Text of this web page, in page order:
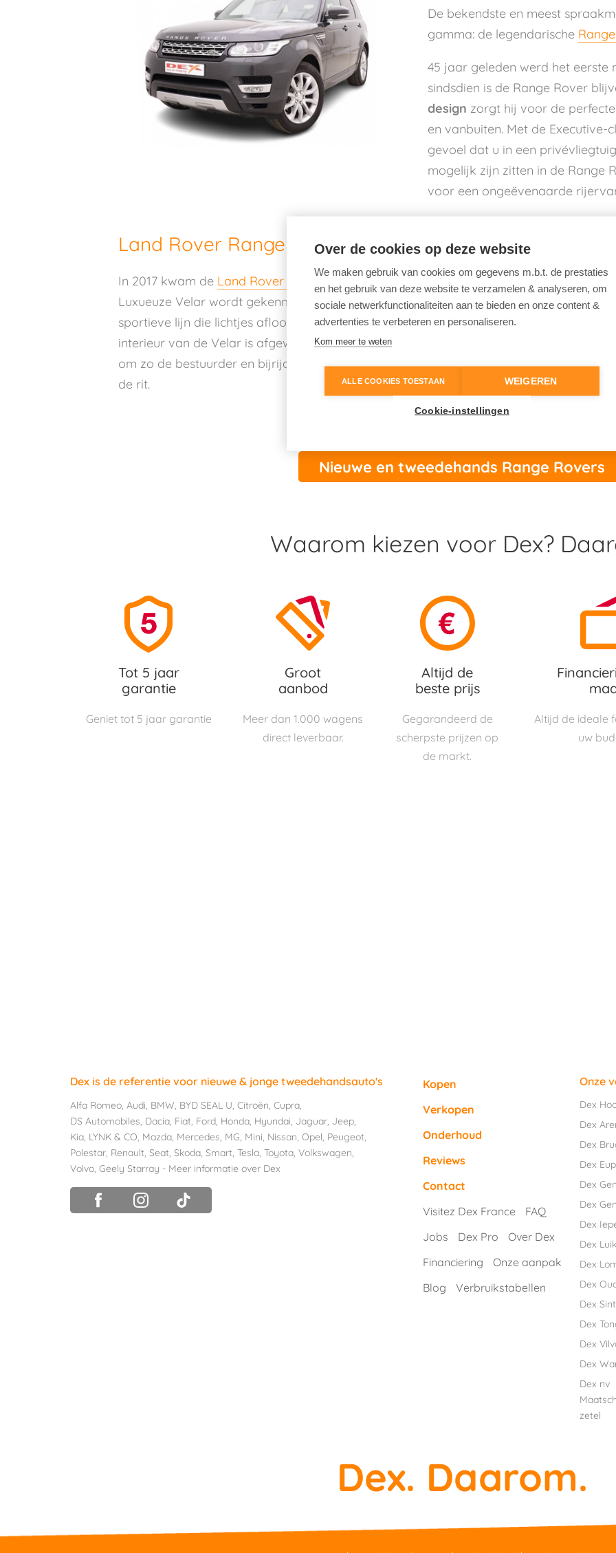
De bekendste en meest
gamma: de legendarische
45 jaar geleden werd het
sindsdien is de Range Rover
design zorgt hij voor de
en vanbuiten. Met de Executive-
gevoel dat u in een
mogelijk zijn zitten in de Range
voor een ongeëvenaarde
Land Rover Range Rover Velar
In 2017 kwam de Land Rover Range Rover Velarop de markt. De
Luxueuze Velar wordt gekenmerkt door een strakke doch
sportieve lijn die lichtjes afloopt naar achteren toe. Het strakke
interieur van de Velar is afgewerkt met hoogwaardige materialen
om zo de bestuurder en bijrijders optimaal te laten genieten van
de rit.
Nieuwe en tweedehands Range Rovers
Waarom kiezen voor Dex?
Tot 5 jaar
garantie
Geniet tot 5 jaar garantie
Groot
aanbod
Meer dan 1.000 wagens
direct leverbaar.
Altijd de
beste prijs
Gegarandeerd de
scherpste prijzen op
de markt.
Altijd de ideale
uw
Dex is de referentie voor nieuwe & jonge tweedehandsauto's
Alfa Romeo, Audi, BMW, BYD SEAL U, Citroën, Cupra,
DS Automobiles, Dacia, Fiat, Ford, Honda, Hyundai, Jaguar, Jeep,
Kia, LYNK & CO, Mazda, Mercedes, MG, Mini, Nissan, Opel, Peugeot,
Polestar, Renault, Seat, Skoda, Smart, Tesla, Toyota, Volkswagen,
Volvo, Geely Starray - Meer informatie over Dex
Kopen
Verkopen
Onderhoud
Reviews
Contact
Visitez Dex France
FAQ
Jobs
Dex Pro
Over Dex
Financiering
Onze aanpak
Blog
Verbruikstabellen
Onze
Dex
Dex
Dex
Dex
Dex
Dex
Dex
Dex
Dex
Dex
Dex
Dex
Dex
Dex
Dex nv
zetel
Dex. Daarom.
Over de cookies op deze website
We maken gebruik van cookies om gegevens m.b.t. de prestaties
en het gebruik van deze website te verzamelen & analyseren, om
sociale netwerkfunctionaliteiten aan te bieden en onze content &
advertenties te verbeteren en personaliseren.
Kom meer te weten
ALLE COOKIES TOESTAAN WEIGEREN
Cookie-instellingen